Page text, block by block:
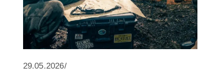
29.05.2026/